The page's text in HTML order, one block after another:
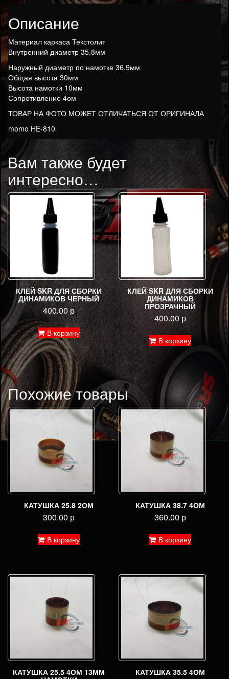
Описание
Материал каркаса Текстолит
Внутренний диаметр 35.8мм
Наружный диаметр по намотке 36.9мм
Общая высота 30мм
Высота намотки 10мм
Сопротивление 4ом
ТОВАР НА ФОТО МОЖЕТ ОТЛИЧАТЬСЯ ОТ ОРИГИНАЛА
momo HE-810
Вам также будет
интересно…
КЛЕЙ SKR ДЛЯ СБОРКИ
ДИНАМИКОВ ЧЕРНЫЙ
400.00 р
В корзину
КЛЕЙ SKR ДЛЯ СБОРКИ
ДИНАМИКОВ
ПРОЗРАЧНЫЙ
400.00 р
В корзину
Похожие товары
КАТУШКА 25.8 2ОМ
300.00 р
В корзину
КАТУШКА 38.7 4ОМ
360.00 р
В корзину
КАТУШКА 25.5 4ОМ 13ММ КАТУШКА 35.5 4ОМ